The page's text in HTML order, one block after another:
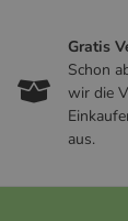
Gratis
Schon
wir die
aus.